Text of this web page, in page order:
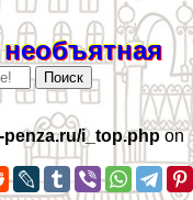
необъятная
penza.ru/i_top.phpon